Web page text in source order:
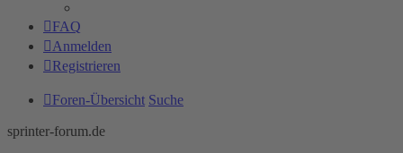
FAQ
Anmelden
Registrieren
Foren-Übersicht Suche
sprinter-forum.de